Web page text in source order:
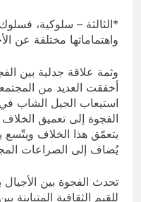
*الثالثة – سلوكية،
واهتماماتها مختلفة عن
وثمة علاقة جدلية بين
أخفقت العديد من
استيعاب الجيل الشاب
الفجوة إلى تعميق
يتعمّق هذا الخلاف ويتّسع
يُضاف إلى الصراعات
تحدث الفجوة بين
للقيم الثقافية المتباينة